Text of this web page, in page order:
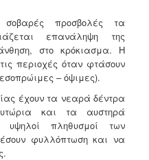
προσβολές τα
επανάληψη της
στο κρόκιασμα. Η
περιοχές όταν φτάσουν
– όψιμες).
έχουν τα νεαρά δέντρα
και τα αυστηρά
πληθυσμοί των
φυλλόπτωση και να